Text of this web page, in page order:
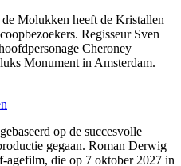
de Molukken heeft de Kristallen
Regisseur Sven
Cheroney
Monument in Amsterdam.
op de succesvolle
gegaan. Roman Derwig
agefilm, die op 7 oktober 2027 in